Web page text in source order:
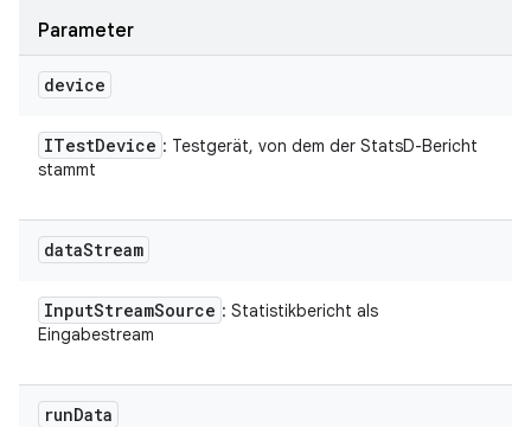
Parameter
device
ITestDevice : Testgerät, von dem der StatsD-Bericht
stammt
dataStream
InputStreamSource : Statistikbericht als
Eingabestream
runData